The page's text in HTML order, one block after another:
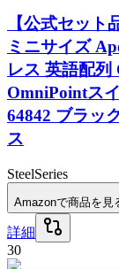
【公式セット
ミニサイズ
レス 英語配
OmniPointス
64842 ブラッ
ス
SteelSeries
Amazonで商品を見
詳細
30